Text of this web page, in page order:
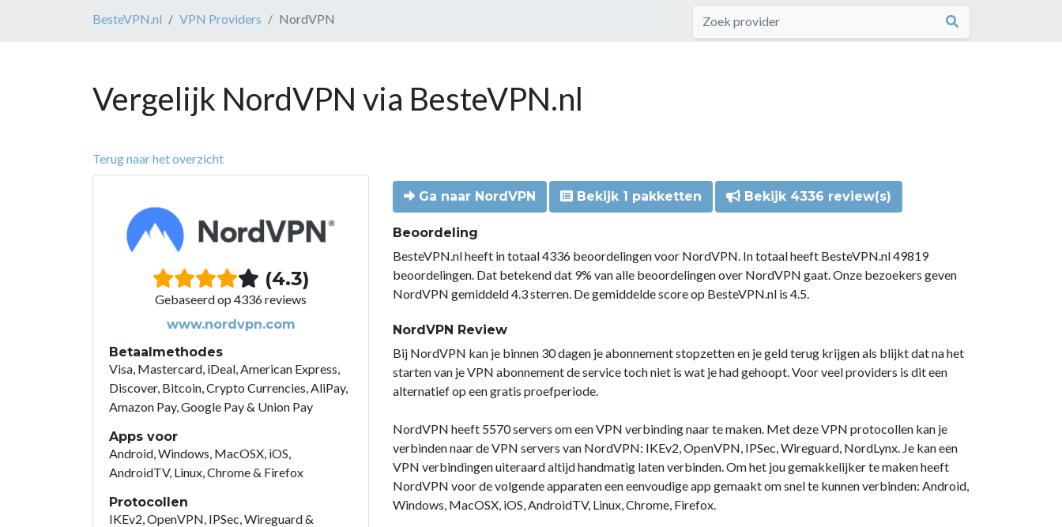
BesteVPN.nl VPN Providers NordVPN
Vergelijk NordVPN via BesteVPN.nl
Terug naar het overzicht
(4.3)
Gebaseerd op 4336 reviews
www.nordvpn.com
Betaalmethodes
Visa, Mastercard, iDeal, American Express,
Discover, Bitcoin, Crypto Currencies, AliPay,
Amazon Pay, Google Pay & Union Pay
Apps voor
Android, Windows, MacOSX, iOS,
AndroidTV, Linux, Chrome & Firefox
Protocollen
IKEv2, OpenVPN, IPSec, Wireguard &
Ga naar NordVPN Bekijk 1 pakketten Bekijk 4336 review(s)
Beoordeling
BesteVPN.nl heeft in totaal 4336 beoordelingen voor NordVPN. In totaal heeft BesteVPN.nl 49819
beoordelingen. Dat betekend dat 9% van alle beoordelingen over NordVPN gaat. Onze bezoekers geven
NordVPN gemiddeld 4.3 sterren. De gemiddelde score op BesteVPN.nl is 4.5.
NordVPN Review
Bij NordVPN kan je binnen 30 dagen je abonnement stopzetten en je geld terug krijgen als blijkt dat na het
starten van je VPN abonnement de service toch niet is wat je had gehoopt. Voor veel providers is dit een
alternatief op een gratis proefperiode.
NordVPN heeft 5570 servers om een VPN verbinding naar te maken. Met deze VPN protocollen kan je
verbinden naar de VPN servers van NordVPN: IKEv2, OpenVPN, IPSec, Wireguard, NordLynx. Je kan een
VPN verbindingen uiteraard altijd handmatig laten verbinden. Om het jou gemakkelijker te maken heeft
NordVPN voor de volgende apparaten een eenvoudige app gemaakt om snel te kunnen verbinden: Android,
Windows, MacOSX, iOS, AndroidTV, Linux, Chrome, Firefox.